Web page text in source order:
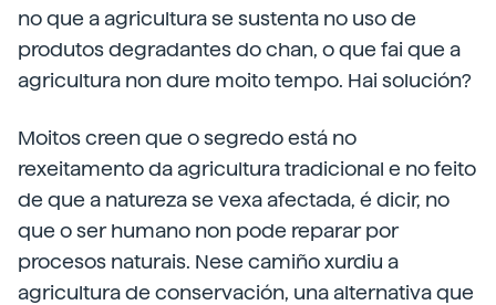
no que a agricultura se sustenta no uso de
produtos degradantes do chan, o que fai que a
agricultura non dure moito tempo. Hai solución?
Moitos creen que o segredo está no
rexeitamento da agricultura tradicional e no feito
de que a natureza se vexa afectada, é dicir, no
que o ser humano non pode reparar por
procesos naturais. Nese camiño xurdiu a
agricultura de conservación, una alternativa que